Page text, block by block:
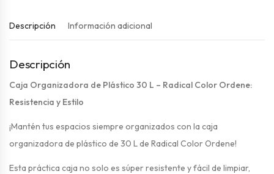
Descripción Información adicional
Descripción
Caja Organizadora de Plástico 30 L – Radical Color Ordene:
Resistencia y Estilo
¡Mantén tus espacios siempre organizados con la caja
organizadora de plástico de 30 L de Radical Color Ordene!
Esta práctica caja no solo es súper resistente y fácil de limpiar,